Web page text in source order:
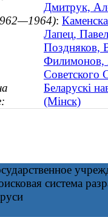
Дмитрук,
:
Лапец,
Поздняков,
Филимонов,
Беларускі
(Мінск)
система